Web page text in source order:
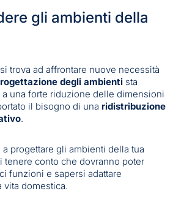
gli ambienti della
trova ad affrontare nuove necessità
degli ambienti sta
una forte riduzione delle dimensioni
il bisogno di una ridistribuzione
.
a progettare gli ambienti della tua
tenere conto che dovranno poter
funzioni e sapersi adattare
vita domestica.